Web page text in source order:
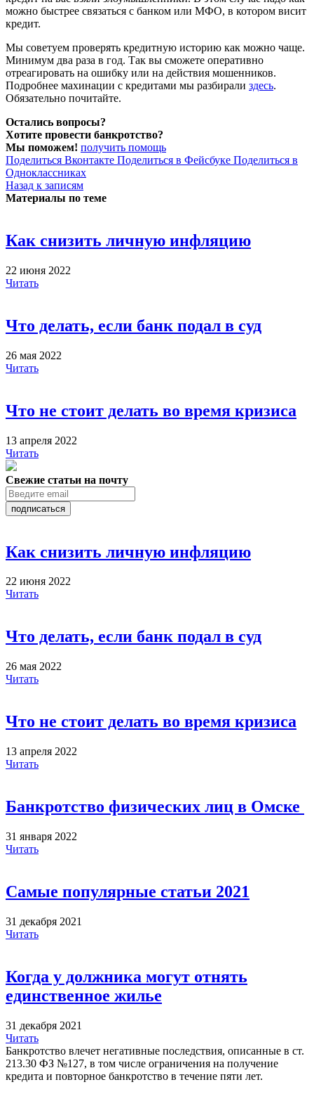
можно быстрее связаться с банком или МФО, в котором висит
кредит.
Мы советуем проверять кредитную историю как можно чаще.
Минимум два раза в год. Так вы сможете оперативно
отреагировать на ошибку или на действия мошенников.
Подробнее махинации с кредитами мы разбирали здесь.
Обязательно почитайте.
Остались вопросы?
Хотите провести банкротство?
Мы поможем! получить помощь
Поделиться Вконтакте Поделиться в Фейсбуке Поделиться в
Одноклассниках
Назад к записям
Материалы по теме
Как снизить личную инфляцию
22 июня 2022
Читать
Что делать, если банк подал в суд
26 мая 2022
Читать
Что не стоит делать во время кризиса
13 апреля 2022
Читать
Свежие статьи на почту
подписаться
Как снизить личную инфляцию
22 июня 2022
Читать
Что делать, если банк подал в суд
26 мая 2022
Читать
Что не стоит делать во время кризиса
13 апреля 2022
Читать
Банкротство физических лиц в Омске
31 января 2022
Читать
Самые популярные статьи 2021
31 декабря 2021
Читать
Когда у должника могут отнять
единственное жилье
31 декабря 2021
Читать
Банкротство влечет негативные последствия, описанные в ст.
213.30 ФЗ №127, в том числе ограничения на получение
кредита и повторное банкротство в течение пяти лет.